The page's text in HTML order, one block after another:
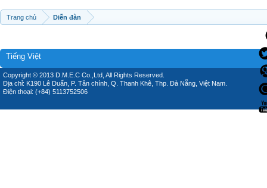
Trang chủ Diễn đàn
Tiếng Việt
Copyright © 2013 D.M.E.C Co.,Ltd, All Rights Reserved.
Địa chỉ: K190 Lê Duẩn, P. Tân chính, Q. Thanh Khê, Thp. Đà Nẵng, Việt Nam.
Điện thoại: (+84) 5113752506